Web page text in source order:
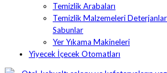
Temizlik Arabaları
Temizlik Malzemeleri
Sabunlar
Yer Yıkama Makineleri
Yiyecek İçecek Otomatları